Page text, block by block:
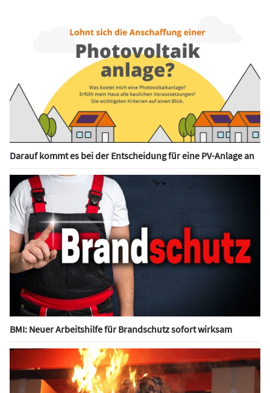
Darauf kommt es bei der Entscheidung für eine PV-Anlage an
BMI: Neuer Arbeitshilfe für Brandschutz sofort wirksam